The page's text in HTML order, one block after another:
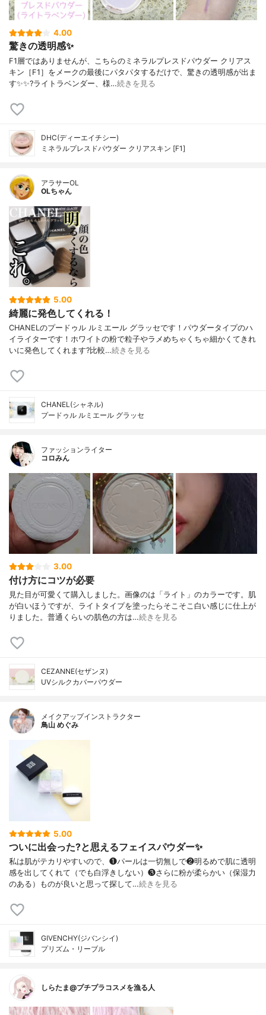
4.00
驚きの透明感✨
F1層ではありませんが、こちらのミネラルプレスドパウダー クリアス
キン［F1］をメークの最後にパタパタするだけで、驚きの透明感が出ま
す✨✨?ライトラベンダー、様…続きを見る
DHC(ディーエイチシー)
ミネラルプレスドパウダー クリアスキン [F1]
アラサーOL
OLちゃん
5.00
綺麗に発色してくれる！
CHANELのプードゥル ルミエール グラッセです！パウダータイプのハ
イライターです！ホワイトの粉で粒子やラメめちゃくちゃ細かくてきれ
いに発色してくれます?比較…続きを見る
CHANEL(シャネル)
プードゥル ルミエール グラッセ
ファッションライター
コロみん
3.00
付け方にコツが必要
見た目が可愛くて購入しました。画像のは「ライト」のカラーです。肌
が白いほうですが、ライトタイプを塗ったらそこそこ白い感じに仕上が
りました。普通くらいの肌色の方は…続きを見る
CEZANNE(セザンヌ)
UVシルクカバーパウダー
メイクアップインストラクター
鳥山 めぐみ
5.00
ついに出会った?と思えるフェイスパウダー✨
私は肌がテカリやすいので、❶パールは一切無しで❷明るめで肌に透明
感を出してくれて（でも白浮きしない）❸さらに粉が柔らかい（保湿力
のある）ものが良いと思って探して…続きを見る
GIVENCHY(ジバンシイ)
プリズム・リーブル
しらたま@プチプラコスメを漁る人